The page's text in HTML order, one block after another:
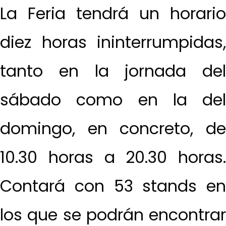
La Feria tendrá un horario
diez horas ininterrumpidas,
tanto en la jornada del
sábado como en la del
domingo, en concreto, de
10.30 horas a 20.30 horas.
Contará con 53 stands en
los que se podrán encontrar